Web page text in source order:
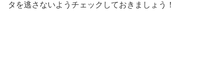
タを逃さないようチェックしておきましょう！